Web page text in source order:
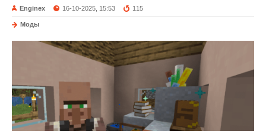
Enginex 16-10-2025, 15:53 115
Моды